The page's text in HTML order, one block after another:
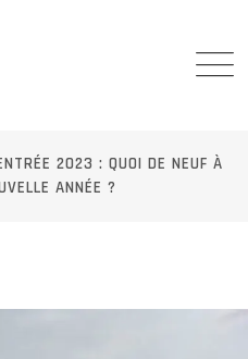
2023 : QUOI DE NEUF À
ANNÉE ?